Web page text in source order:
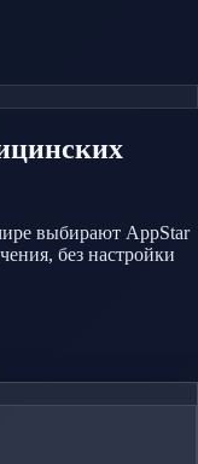
выбирают AppStar
без настройки